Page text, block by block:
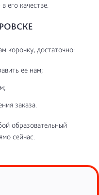
его качестве.
корочку, достаточно:
ее нам;
заказа.
образовательный
сейчас.